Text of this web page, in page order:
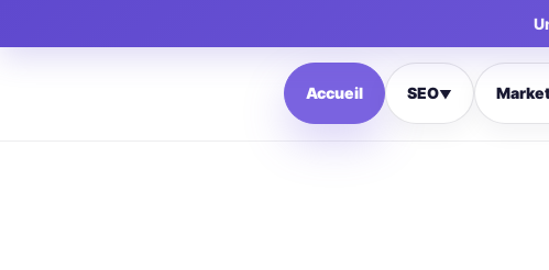
Accueil SEO▼